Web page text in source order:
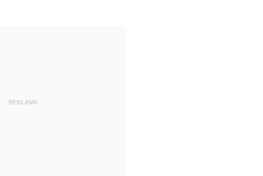
REKLAMA